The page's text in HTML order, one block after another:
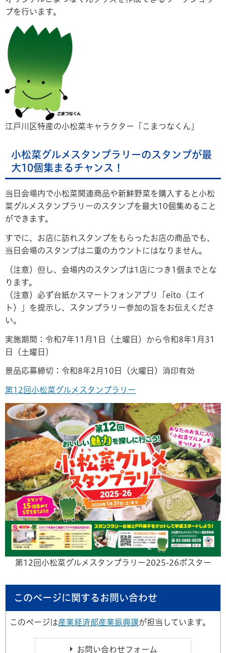
プを行います。
江戸川区特産の小松菜キャラクター「こまつなくん」
小松菜グルメスタンプラリーのスタンプが最
大10個集まるチャンス！
当日会場内で小松菜関連商品や新鮮野菜を購入すると小松
菜グルメスタンプラリーのスタンプを最大10個集めること
ができます。
すでに、お店に訪れスタンプをもらったお店の商品でも、
当日会場のスタンプは二重のカウントにはなりません。
（注意）但し、会場内のスタンプは1店につき1個までとな
ります。
（注意）必ず台紙かスマートフォンアプリ「eito（エイ
ト）」を提示し、スタンプラリー参加の旨をお伝えくださ
い。
実施期間：令和7年11月1日（土曜日）から令和8年1月31
日（土曜日）
景品応募締切：令和8年2月10日（火曜日）消印有効
第12回小松菜グルメスタンプラリー
第12回小松菜グルメスタンプラリー2025-26ポスター
このページに関するお問い合わせ
このページは産業経済部産業振興課が担当しています。